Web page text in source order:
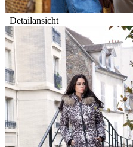
Detailansicht